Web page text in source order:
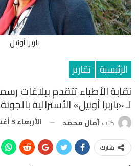
باربرا أونيل
الرئيسية تقارير
نقابة الأطباء تتقدم ببلاغات
لـ «باربرا أونيل» الأسترالية بالجونة
كتب آمال محمد الأربعاء 5 أغسطس, 2026 10:17 م
شارك